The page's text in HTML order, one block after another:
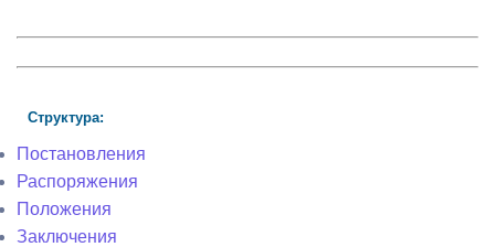
Структура:
Постановления
Распоряжения
Положения
Заключения